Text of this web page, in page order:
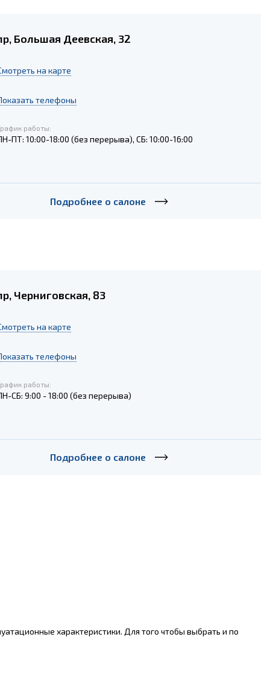
Большая Деевская, 32
на карте
телефоны
работы:
ПТ: 10:00-18:00 (без перерыва), СБ: 10:00-16:00
Подробнее о салоне
Черниговская, 83
на карте
телефоны
работы:
СБ: 9:00 - 18:00 (без перерыва)
Подробнее о салоне
характеристики. Для того чтобы выбрать и по